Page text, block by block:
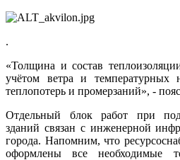
.
«Толщина и состав
учётом ветра и температурных
теплопотерь и промерзаний», -
Отдельный блок работ при
зданий связан с инженерной
города. Напомним, что
оформлены все необходимые